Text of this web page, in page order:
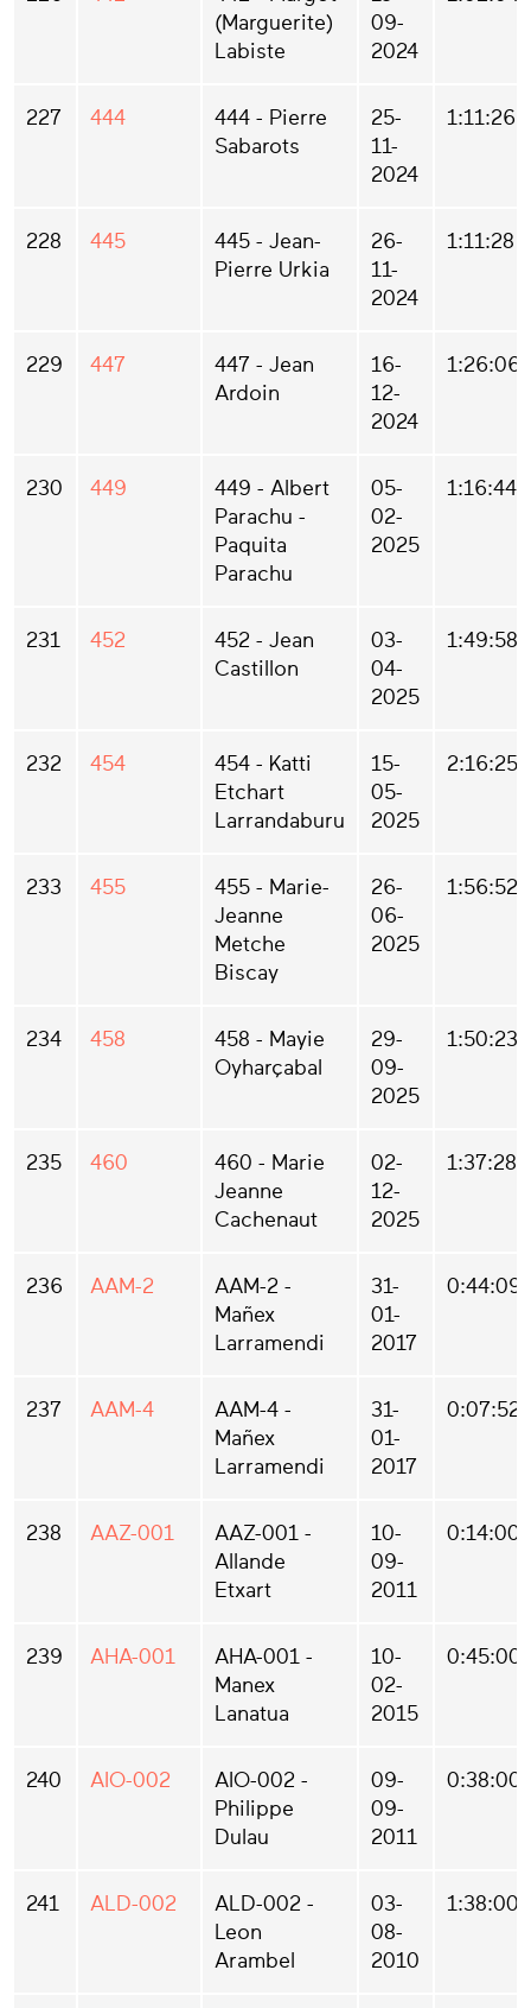
(Marguerite)
Labiste
09-
2024
227 444
444 - Pierre
Sabarots
25-
11-
2024
1:11:26
228 445
445 - Jean-
Pierre Urkia
26-
11-
2024
1:11:28
229 447
447 - Jean
Ardoin
16-
12-
2024
1:26:06
230 449
449 - Albert
Parachu -
Paquita
Parachu
05-
02-
2025
1:16:44
231 452
452 - Jean
Castillon
03-
04-
2025
1:49:58
232 454
454 - Katti
Etchart
Larrandaburu
15-
05-
2025
2:16:25
233 455
455 - Marie-
Jeanne
Metche
Biscay
26-
06-
2025
1:56:52
234 458
458 - Mayie
Oyharçabal
29-
09-
2025
1:50:23
235 460
460 - Marie
Jeanne
Cachenaut
02-
12-
2025
1:37:28
236 AAM-2
AAM-2 -
Mañex
Larramendi
31-
01-
2017
0:44:09
237 AAM-4
AAM-4 -
Mañex
Larramendi
31-
01-
2017
0:07:52
238 AAZ-001
AAZ-001 -
Allande
Etxart
10-
09-
2011
0:14:00
239 AHA-001
AHA-001 -
Manex
Lanatua
10-
02-
2015
0:45:00
240 AIO-002
AIO-002 -
Philippe
Dulau
09-
09-
2011
0:38:00
241 ALD-002
ALD-002 -
Leon
Arambel
03-
08-
2010
1:38:00